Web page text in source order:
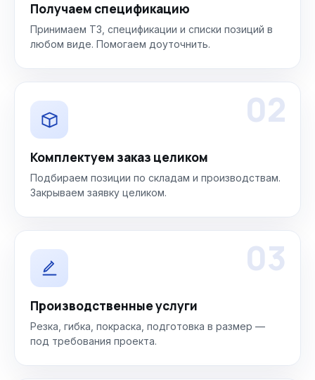
Получаем спецификацию
Принимаем ТЗ, спецификации и списки позиций в
любом виде. Помогаем доуточнить.
02
Комплектуем заказ целиком
Подбираем позиции по складам и производствам.
Закрываем заявку целиком.
03
Производственные услуги
Резка, гибка, покраска, подготовка в размер —
под требования проекта.